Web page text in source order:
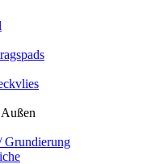
Grundierung